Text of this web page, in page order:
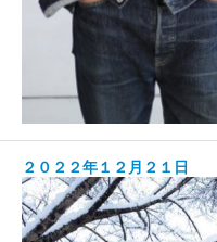
２０２２年１２月２１日